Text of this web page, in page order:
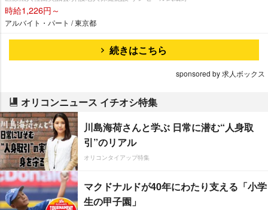
時給1,226円～
アルバイト・パート / 東京都
続きはこちら
sponsored by 求人ボックス
オリコンニュース イチオシ特集
川島海荷さんと学ぶ 日常に潜む“人身取
引”のリアル
オリコンタイアップ特集
マクドナルドが40年にわたり支える「小学
生の甲子園」